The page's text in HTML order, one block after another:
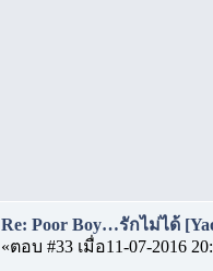
Re: Poor Boy…รักไม่ได้
«ตอบ #33 เมื่อ11-07-2016